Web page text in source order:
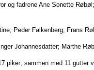
og fadrene Ane Sonette
Peder Falkenberg; Frans
Johannesdatter; Marthe
sammen med 11 gutter